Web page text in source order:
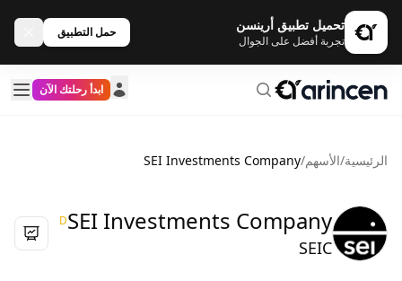
تحميل تطبيق أرينسن
تجربة أفضل على الجوال
حمل التطبيق
ابدأ رحلتك الآن
الرئيسية/الأسهم/
SEI Investments Company
SEI Investments Company
D
SEIC